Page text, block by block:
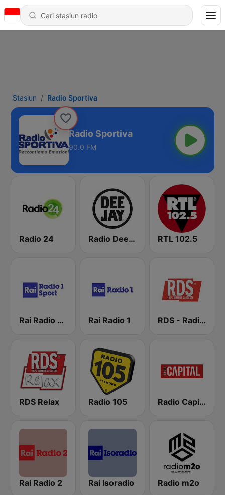
Stasiun Radio Sportiva
Radio Sportiva
90.0 FM
Radio 24 Radio Deejay RTL 102.5
Rai Radio 1 Sport Rai Radio 1 RDS - Radio Dimensione Suono
RDS Relax Radio 105 Radio Capital
Rai Radio 2 Rai Isoradio Radio m2o